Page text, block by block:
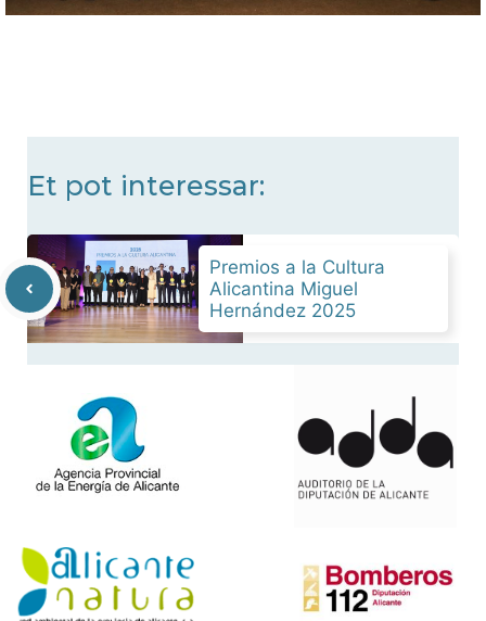
Et pot interessar:
Premios a la Cultura
Alicantina Miguel
Hernández 2025